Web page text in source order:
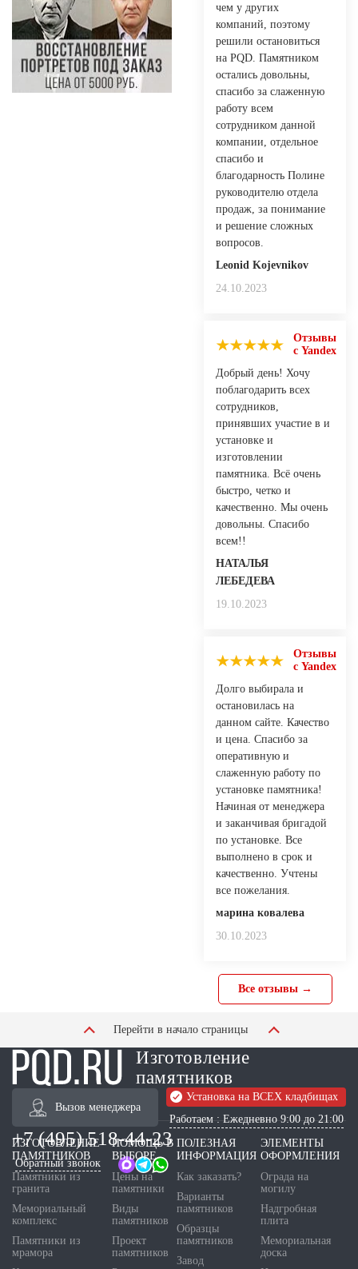
чем у других
компаний, поэтому
решили остановиться
на PQD. Памятником
остались довольны,
спасибо за слаженную
работу всем
сотрудником данной
компании, отдельное
спасибо и
благодарность Полине
руководителю отдела
продаж, за понимание
и решение сложных
вопросов.
Leonid Kojevnikov
24.10.2023
Отзывы
с Yandex
Добрый день! Хочу
поблагодарить всех
сотрудников,
принявших участие в и
установке и
изготовлении
памятника. Всё очень
быстро, четко и
качественно. Мы очень
довольны. Спасибо
всем!!
НАТАЛЬЯ
ЛЕБЕДЕВА
19.10.2023
Отзывы
с Yandex
Долго выбирала и
остановилась на
данном сайте. Качество
и цена. Спасибо за
оперативную и
слаженную работу по
установке памятника!
Начиная от менеджера
и заканчивая бригадой
по установке. Все
выполнено в срок и
качественно. Учтены
все пожелания.
марина ковалева
30.10.2023
Все отзывы →
Перейти в начало страницы
Изготовление
памятников
Вызов менеджера
Установка на ВСЕХ кладбищах
Работаем : Ежедневно 9:00 до 21:00
+7 (495) 518-44-23
Обратный звонок
ИЗГОТОВЛЕНИЕ
ПАМЯТНИКОВ
Памятники из
гранита
Мемориальный
комплекс
Памятники из
мрамора
ПОМОЩЬ В
ВЫБОРЕ
Цены на
памятники
Виды
памятников
Проект
памятников
ПОЛЕЗНАЯ
ИНФОРМАЦИЯ
Как заказать?
Варианты
памятников
Образцы
памятников
Завод
ЭЛЕМЕНТЫ
ОФОРМЛЕНИЯ
Ограда на
могилу
Надгробная
плита
Мемориальная
доска